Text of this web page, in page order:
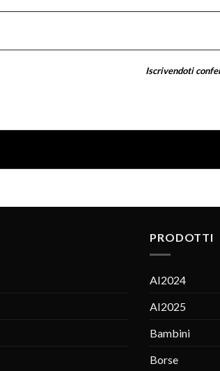
Iscrivendoti
PRODOTTI
AI2024
AI2025
Bambini
Borse